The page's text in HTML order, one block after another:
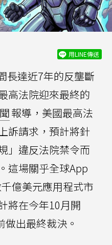
用LINE傳送
長達近7年的反壟斷
高法院迎來最終的
報導，美國最高法
訴請求，預計將針
」違反法院禁令而
這場關乎全球App
億美元應用程式市
將在今年10月開
出最終裁決。